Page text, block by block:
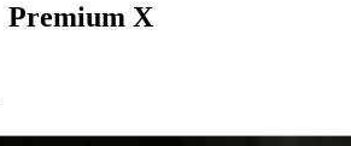
Premium X